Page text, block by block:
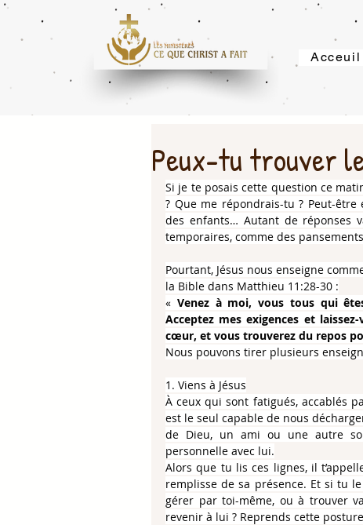
Acceuil
Peux-tu trouver
Si je te posais cette question ce
? Que me répondrais-tu ? Peut-être
des enfants… Autant de réponses
temporaires, comme des
Pourtant, Jésus nous enseigne
la Bible dans Matthieu 11:28-30 :
« Venez à moi, vous tous qui
Acceptez mes exigences et
cœur, et vous trouverez du repos
Nous pouvons tirer plusieurs
1. Viens à Jésus
À ceux qui sont fatigués, accablés
est le seul capable de nous
de Dieu, un ami ou une autre
personnelle avec lui.
Alors que tu lis ces lignes, il
remplisse de sa présence. Et si tu
gérer par toi-même, ou à trouver
revenir à lui ? Reprends cette